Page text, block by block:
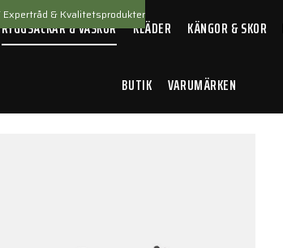
Expertråd & Kvalitetsprodukter
RYGGSÄCKAR & VÄSKOR KLÄDER KÄNGOR & SKOR
BUTIK VARUMÄRKEN